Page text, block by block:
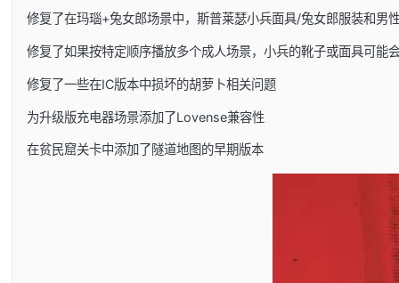
修复了在玛瑙+兔女郎场景中，斯普莱瑟小兵面具/兔女郎服装和男
修复了如果按特定顺序播放多个成人场景，小兵的靴子或面具可能
修复了一些在IC版本中损坏的胡萝卜相关问题
为升级版充电器场景添加了Lovense兼容性
在贫民窟关卡中添加了隧道地图的早期版本